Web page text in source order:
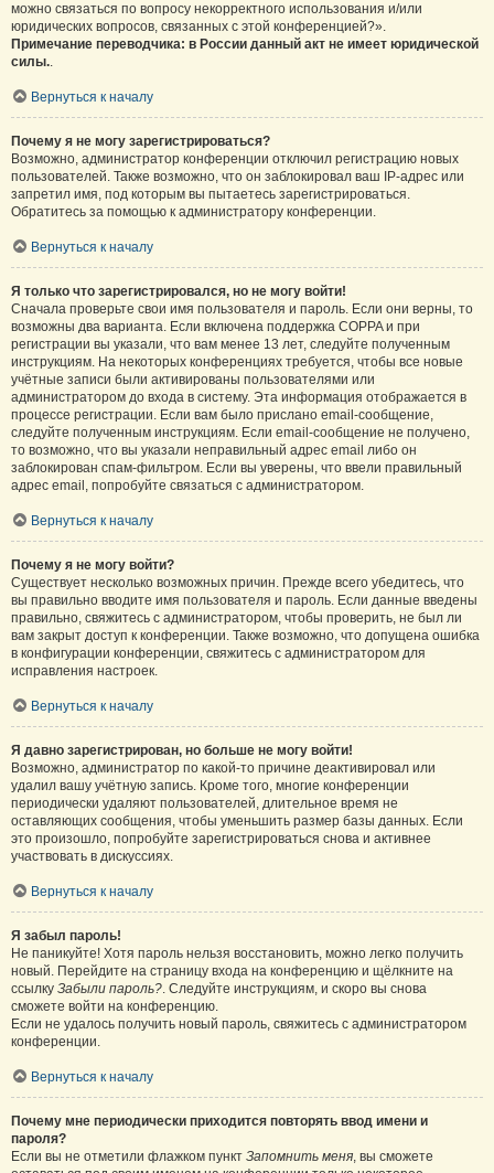
можно связаться по вопросу некорректного использования и/или
юридических вопросов, связанных с этой конференцией?».
Примечание переводчика: в России данный акт не имеет юридической
силы..
Вернуться к началу
Почему я не могу зарегистрироваться?
Возможно, администратор конференции отключил регистрацию новых
пользователей. Также возможно, что он заблокировал ваш IP-адрес или
запретил имя, под которым вы пытаетесь зарегистрироваться.
Обратитесь за помощью к администратору конференции.
Вернуться к началу
Я только что зарегистрировался, но не могу войти!
Сначала проверьте свои имя пользователя и пароль. Если они верны, то
возможны два варианта. Если включена поддержка COPPA и при
регистрации вы указали, что вам менее 13 лет, следуйте полученным
инструкциям. На некоторых конференциях требуется, чтобы все новые
учётные записи были активированы пользователями или
администратором до входа в систему. Эта информация отображается в
процессе регистрации. Если вам было прислано email-сообщение,
следуйте полученным инструкциям. Если email-сообщение не получено,
то возможно, что вы указали неправильный адрес email либо он
заблокирован спам-фильтром. Если вы уверены, что ввели правильный
адрес email, попробуйте связаться с администратором.
Вернуться к началу
Почему я не могу войти?
Существует несколько возможных причин. Прежде всего убедитесь, что
вы правильно вводите имя пользователя и пароль. Если данные введены
правильно, свяжитесь с администратором, чтобы проверить, не был ли
вам закрыт доступ к конференции. Также возможно, что допущена ошибка
в конфигурации конференции, свяжитесь с администратором для
исправления настроек.
Вернуться к началу
Я давно зарегистрирован, но больше не могу войти!
Возможно, администратор по какой-то причине деактивировал или
удалил вашу учётную запись. Кроме того, многие конференции
периодически удаляют пользователей, длительное время не
оставляющих сообщения, чтобы уменьшить размер базы данных. Если
это произошло, попробуйте зарегистрироваться снова и активнее
участвовать в дискуссиях.
Вернуться к началу
Я забыл пароль!
Не паникуйте! Хотя пароль нельзя восстановить, можно легко получить
новый. Перейдите на страницу входа на конференцию и щёлкните на
ссылку Забыли пароль?. Следуйте инструкциям, и скоро вы снова
сможете войти на конференцию.
Если не удалось получить новый пароль, свяжитесь с администратором
конференции.
Вернуться к началу
Почему мне периодически приходится повторять ввод имени и
пароля?
Если вы не отметили флажком пункт Запомнить меня, вы сможете